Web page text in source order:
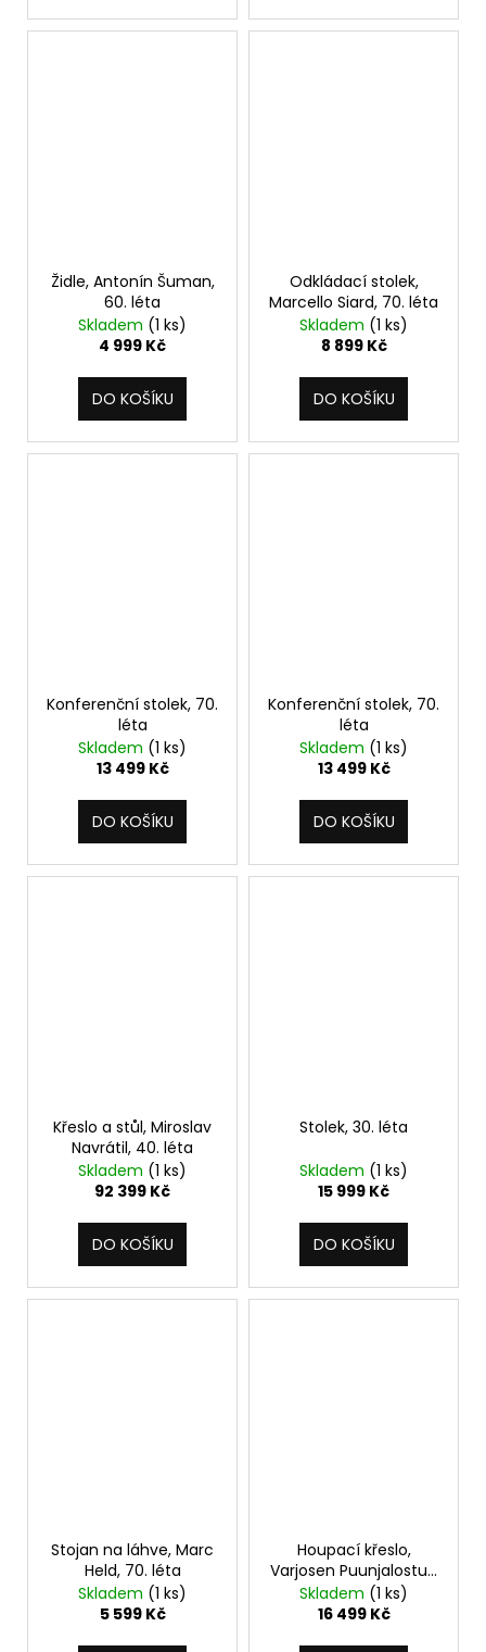
Židle, Antonín Šuman,
60. léta
Skladem (1 ks)
4 999 Kč
DO KOŠÍKU
Odkládací stolek,
Marcello Siard, 70. léta
Skladem (1 ks)
8 899 Kč
DO KOŠÍKU
Konferenční stolek, 70.
léta
Skladem (1 ks)
13 499 Kč
DO KOŠÍKU
Konferenční stolek, 70.
léta
Skladem (1 ks)
13 499 Kč
DO KOŠÍKU
Křeslo a stůl, Miroslav
Navrátil, 40. léta
Skladem (1 ks)
92 399 Kč
DO KOŠÍKU
Stolek, 30. léta
Skladem (1 ks)
15 999 Kč
DO KOŠÍKU
Stojan na láhve, Marc
Held, 70. léta
Skladem (1 ks)
5 599 Kč
Houpací křeslo,
Varjosen Puunjalostus,
60. léta
Skladem (1 ks)
16 499 Kč